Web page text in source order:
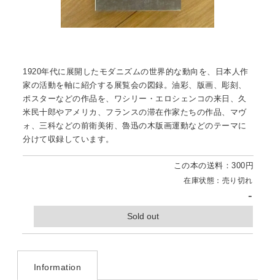
1920年代に展開したモダニズムの世界的な動向を、日本人作
家の活動を軸に紹介する展覧会の図録。油彩、版画、彫刻、
ポスターなどの作品を、ワシリー・エロシェンコの来日、久
米民十郎やアメリカ、フランスの滞在作家たちの作品、マヴ
ォ、三科などの前衛美術、魯迅の木版画運動などのテーマに
分けて収録しています。
この本の送料：300円
在庫状態：売り切れ
-
Sold out
Information